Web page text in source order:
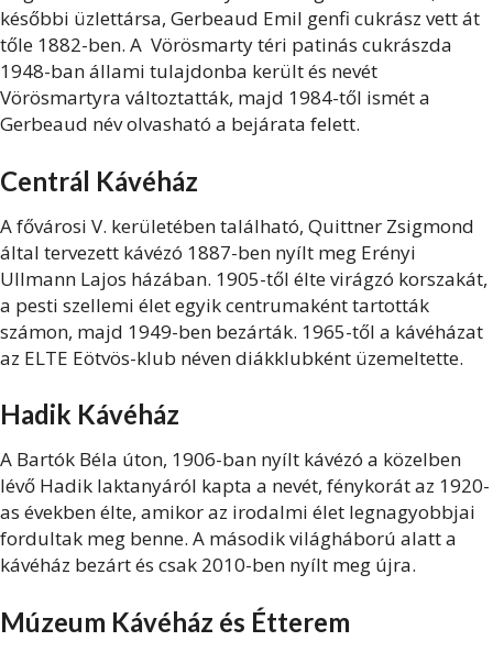
későbbi üzlettársa, Gerbeaud Emil genfi cukrász vett át
tőle 1882-ben. A Vörösmarty téri patinás cukrászda
1948-ban állami tulajdonba került és nevét
Vörösmartyra változtatták, majd 1984-től ismét a
Gerbeaud név olvasható a bejárata felett.
Centrál Kávéház
A fővárosi V. kerületében található, Quittner Zsigmond
által tervezett kávézó 1887-ben nyílt meg Erényi
Ullmann Lajos házában. 1905-től élte virágzó korszakát,
a pesti szellemi élet egyik centrumaként tartották
számon, majd 1949-ben bezárták. 1965-től a kávéházat
az ELTE Eötvös-klub néven diákklubként üzemeltette.
Hadik Kávéház
A Bartók Béla úton, 1906-ban nyílt kávézó a közelben
lévő Hadik laktanyáról kapta a nevét, fénykorát az 1920-
as években élte, amikor az irodalmi élet legnagyobbjai
fordultak meg benne. A második világháború alatt a
kávéház bezárt és csak 2010-ben nyílt meg újra.
Múzeum Kávéház és Étterem